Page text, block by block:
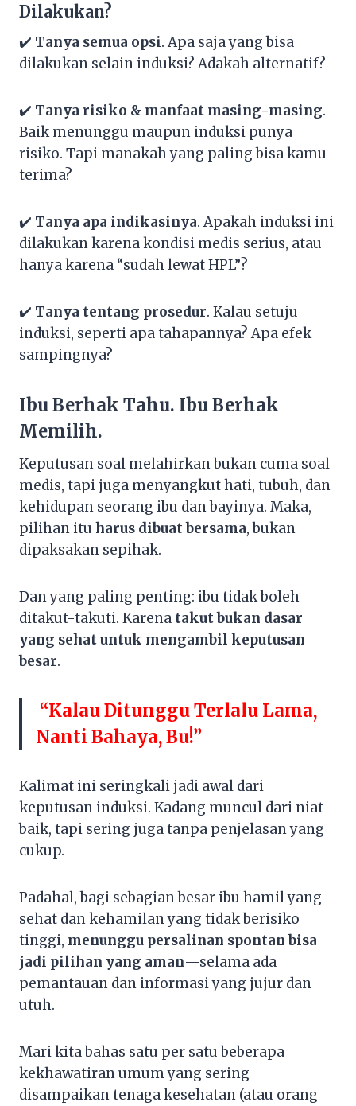
Dilakukan?
✔️ Tanya semua opsi. Apa saja yang bisa
dilakukan selain induksi? Adakah alternatif?
✔️ Tanya risiko & manfaat masing-masing.
Baik menunggu maupun induksi punya
risiko. Tapi manakah yang paling bisa kamu
terima?
✔️ Tanya apa indikasinya. Apakah induksi ini
dilakukan karena kondisi medis serius, atau
hanya karena “sudah lewat HPL”?
✔️ Tanya tentang prosedur. Kalau setuju
induksi, seperti apa tahapannya? Apa efek
sampingnya?
Ibu Berhak Tahu. Ibu Berhak
Memilih.
Keputusan soal melahirkan bukan cuma soal
medis, tapi juga menyangkut hati, tubuh, dan
kehidupan seorang ibu dan bayinya. Maka,
pilihan itu harus dibuat bersama, bukan
dipaksakan sepihak.
Dan yang paling penting: ibu tidak boleh
ditakut-takuti. Karena takut bukan dasar
yang sehat untuk mengambil keputusan
besar.
“Kalau Ditunggu Terlalu Lama,
Nanti Bahaya, Bu!”
Kalimat ini seringkali jadi awal dari
keputusan induksi. Kadang muncul dari niat
baik, tapi sering juga tanpa penjelasan yang
cukup.
Padahal, bagi sebagian besar ibu hamil yang
sehat dan kehamilan yang tidak berisiko
tinggi, menunggu persalinan spontan bisa
jadi pilihan yang aman—selama ada
pemantauan dan informasi yang jujur dan
utuh.
Mari kita bahas satu per satu beberapa
kekhawatiran umum yang sering
disampaikan tenaga kesehatan (atau orang